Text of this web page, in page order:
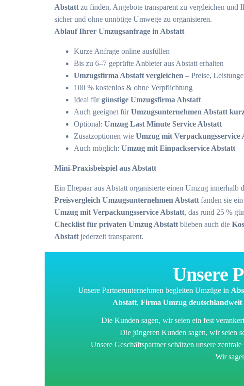
Abstatt zu finden, Angebote transparent zu vergleichen und
sicher und ohne unnötige Umwege zu organisieren.
Ablauf Ihrer Umzugsanfrage in Abstatt
Kurze Anfrage online ausfüllen
Bis zu 6–7 geprüfte Anbieter aus Abstatt erhalten
Umzugsfirma Abstatt vergleichen – Preise,
100 % kostenlos & ohne Verpflichtung
Ideal fürgünstige Umzugsfirma Abstatt
Auch geeignet fürUmzugsunternehmen Abstatt
Optional: Umzug Last Minute Service Abstatt
Zusatzoptionen wie Umzug mit Verpackungsservice
Auch möglich: Umzug mit Einpackservice Abstatt
Mini-Praxisbeispiel aus Abstatt
Ein Ehepaar aus Abstatt organisierte einen Umzug innerhalb
Preisvergleich Umzugsunternehmen Abstatt fanden sie
Umzug mit Verpackungsservice Abstatt, das rund 25 %
Checklist für privaten Umzug Abstatt blieben auch die
Abstatt jederzeit transparent.
Unsere
Unsere Partnerunternehmen begleiten Umzüge in
Abstatt, Firma Umzug deutschlandweit
Die Kunden sagen, wir seien ein fest
Die jüngeren Kunden sagen, wir seien
Unsere Geschäftspartner schätzen unsere
Wir